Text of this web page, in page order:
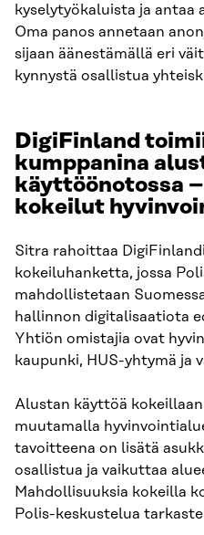
kyselytyökaluista ja
Oma panos annetaan
sijaan äänestämällä eri
kynnystä osallistua
DigiFinland
kumppanina
käyttöönotossa
kokeilut
Sitra rahoittaa
kokeiluhanketta, jossa
mahdollistetaan
hallinnon digitalisaatiota
Yhtiön omistajia ovat
kaupunki, HUS-yhtymä ja
Alustan käyttöä
muutamalla
tavoitteena on lisätä
osallistua ja vaikuttaa
Mahdollisuuksia kokeilla
Polis-keskustelua